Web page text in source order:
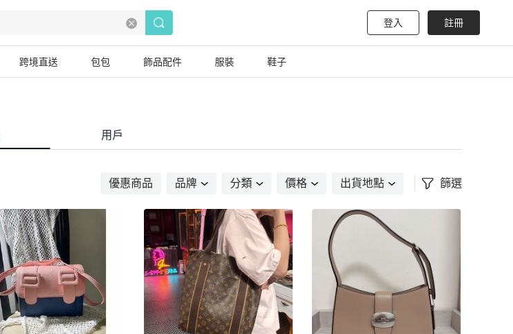
登入 註冊
跨境直送 包包 飾品配件 服裝 鞋子
用戶
優惠商品 品牌 分類 價格 出貨地點 篩選